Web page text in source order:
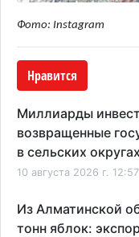
Фото: Instagram
Нравится
Миллиарды
возвращенные
в сельских
10 августа 2026 г. 12:57
Из Алматинской
тонн яблок: